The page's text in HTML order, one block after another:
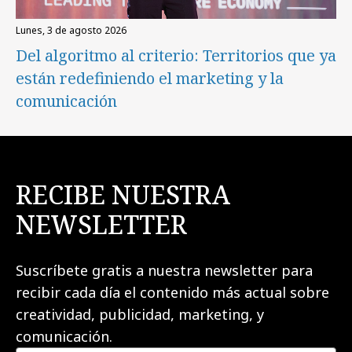
lunes, 3 de agosto 2026
Del algoritmo al criterio: Territorios que ya
están redefiniendo el marketing y la
comunicación
RECIBE NUESTRA
NEWSLETTER
Suscríbete gratis a nuestra newsletter para
recibir cada día el contenido más actual sobre
creatividad, publicidad, marketing, y
comunicación.